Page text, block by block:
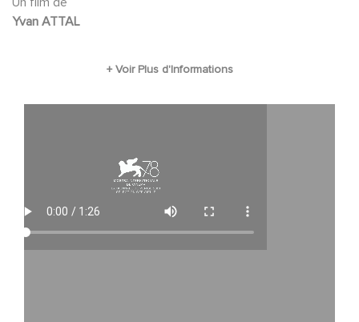
Yvan ATTAL